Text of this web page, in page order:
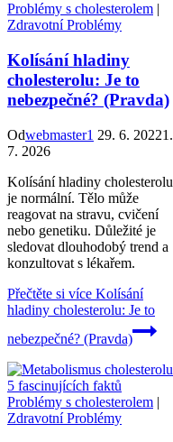
Problémy s cholesterolem |
Zdravotní Problémy
Kolísání hladiny
cholesterolu: Je to
nebezpečné? (Pravda)
Odwebmaster1 29. 6. 20221.
7. 2026
Kolísání hladiny cholesterolu
je normální. Tělo může
reagovat na stravu, cvičení
nebo genetiku. Důležité je
sledovat dlouhodobý trend a
konzultovat s lékařem.
Přečtěte si více Kolísání
hladiny cholesterolu: Je to
nebezpečné? (Pravda)
Problémy s cholesterolem |
Zdravotní Problémy